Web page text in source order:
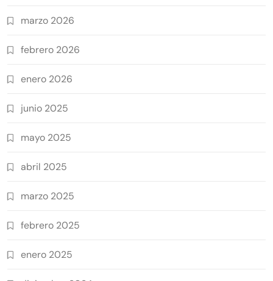
marzo 2026
febrero 2026
enero 2026
junio 2025
mayo 2025
abril 2025
marzo 2025
febrero 2025
enero 2025